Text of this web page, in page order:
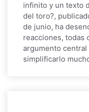
infinito y un texto
del toro?,
de junio, ha
reacciones, todas
argumento
simplificarlo